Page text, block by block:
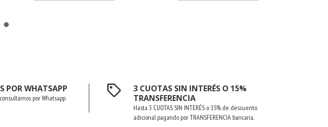
POR WHATSAPP
por Whatsapp
3 CUOTAS SIN INTERÉS O 15%
TRANSFERENCIA
Hasta 3 CUOTAS SIN INTERÉS o 15% de descuento
adicional pagando por TRANSFERENCIA bancaria.